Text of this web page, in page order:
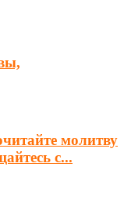
молитву
с...